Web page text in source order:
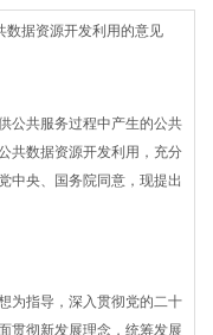
数据资源开发利用的意见
共服务过程中产生的公共
共数据资源开发利用，充分
中央、国务院同意，现提出
指导，深入贯彻党的二十
贯彻新发展理念，统筹发展